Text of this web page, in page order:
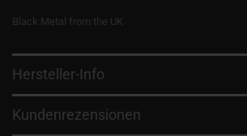
Black Metal from the UK
Hersteller-Info
Kundenrezensionen